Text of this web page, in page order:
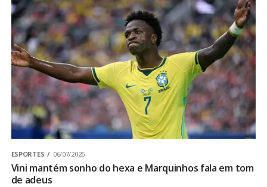
ESPORTES 06/07/2026
Vini mantém sonho do hexa e Marquinhos fala em tom
de adeus